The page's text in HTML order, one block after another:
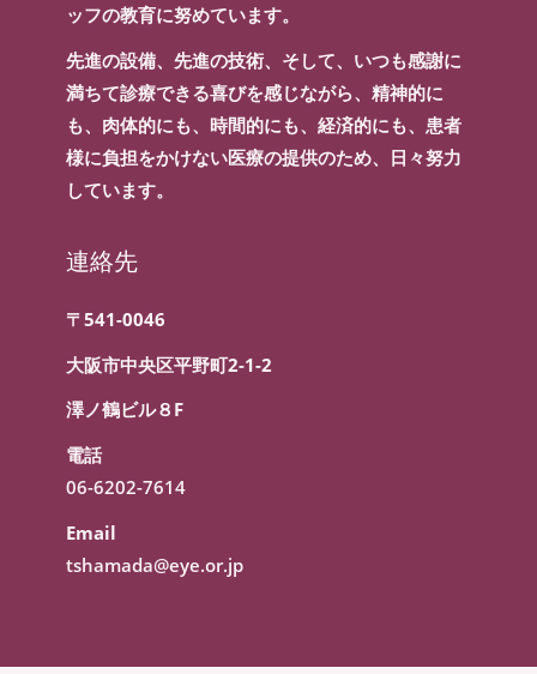
ッフの教育に努めています。
先進の設備、先進の技術、そして、いつも感謝に
満ちて診療できる喜びを感じながら、精神的に
も、肉体的にも、時間的にも、経済的にも、患者
様に負担をかけない医療の提供のため、日々努力
しています。
連絡先
〒541-0046
大阪市中央区平野町2-1-2
澤ノ鶴ビル８F
電話
06-6202-7614
Email
tshamada@eye.or.jp